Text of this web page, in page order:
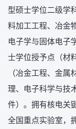
型硕士学位二级学
料加工工程、冶金
电子学与固体电子
士学位授予点（材
（冶金工程、金
理、电子科学与技
件）。拥有核电关
全国重点实验室，